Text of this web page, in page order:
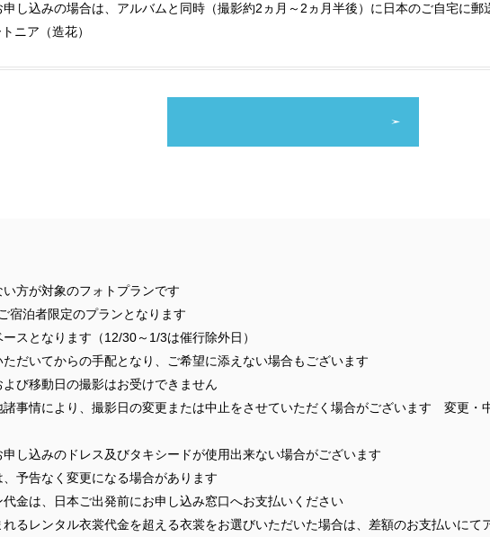
し込みの場合は、アルバムと同時（撮影約2ヵ月～2ヵ月半後）に日本のご自宅に郵
ニア（造花）
い方が対象のフォトプランです
宿泊者限定のプランとなります
ースとなります（12/30～1/3は催行除外日）
ただいてからの手配となり、ご希望に添えない場合もございます
よび移動日の撮影はお受けできません
諸事情により、撮影日の変更または中止をさせていただく場合がございます 変更・
し込みのドレス及びタキシードが使用出来ない場合がございます
、予告なく変更になる場合があります
代金は、日本ご出発前にお申し込み窓口へお支払いください
れるレンタル衣裳代金を超える衣裳をお選びいただいた場合は、差額のお支払いにて